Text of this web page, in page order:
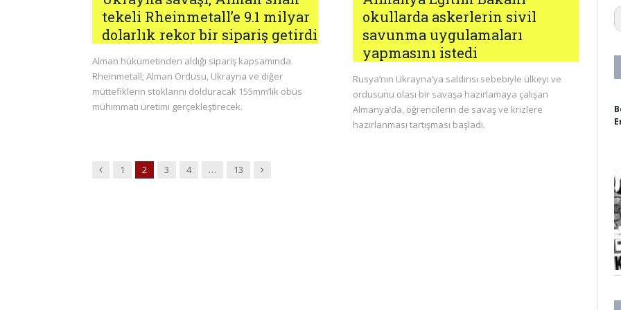
tekeli Rheinmetall’e 9.1 milyar
dolarlık rekor bir sipariş getirdi
Alman hükümetinden aldığı sipariş kapsamında
Rheinmetall; Alman Ordusu, Ukrayna ve diğer
müttefiklerin stoklarını dolduracak 155mm’lik obüs
mühimmatı üretimi gerçekleştirecek.
okullarda askerlerin sivil
savunma uygulamaları
yapmasını istedi
Rusya’nın Ukrayna’ya saldırısı sebebiyle ülkeyi ve
ordusunu olası bir savaşa hazırlamaya çalışan
Almanya’da, öğrencilerin de savaş ve krizlere
hazırlanması tartışması başladı.
Previous
1 2 3 4 … 13 Next
1